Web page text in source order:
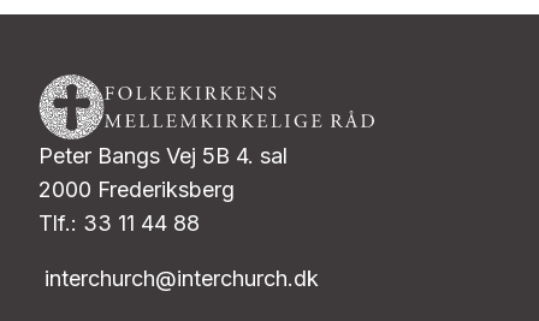
Peter Bangs Vej 5B 4. sal
2000 Frederiksberg
Tlf.: 33 11 44 88
interchurch@interchurch.dk